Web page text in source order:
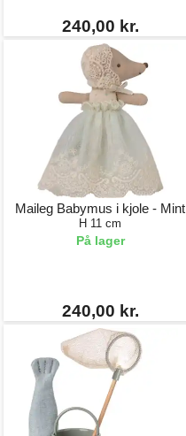
240,00 kr.
Maileg Babymus i kjole - Mint
H 11 cm
På lager
240,00 kr.